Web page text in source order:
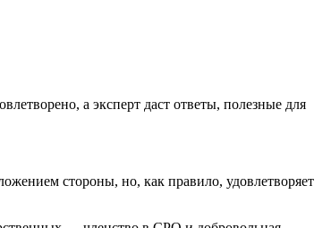
а эксперт даст ответы, полезные для
стороны, но, как правило, удовлетворяет